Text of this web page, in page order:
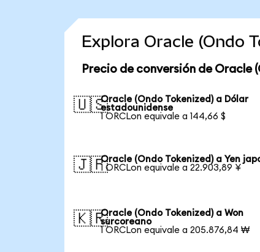
Explora Oracle (Ondo
Precio de conversión de Oracle
🇺🇸Oracle (Ondo Tokenized) a Dólar
estadounidense
1 ORCLon equivale a 144,66 $
🇯🇵Oracle (Ondo Tokenized) a Yen
1 ORCLon equivale a 22.903,89 ¥
🇰🇷Oracle (Ondo Tokenized) a Won
surcoreano
1 ORCLon equivale a 205.876,84 ₩